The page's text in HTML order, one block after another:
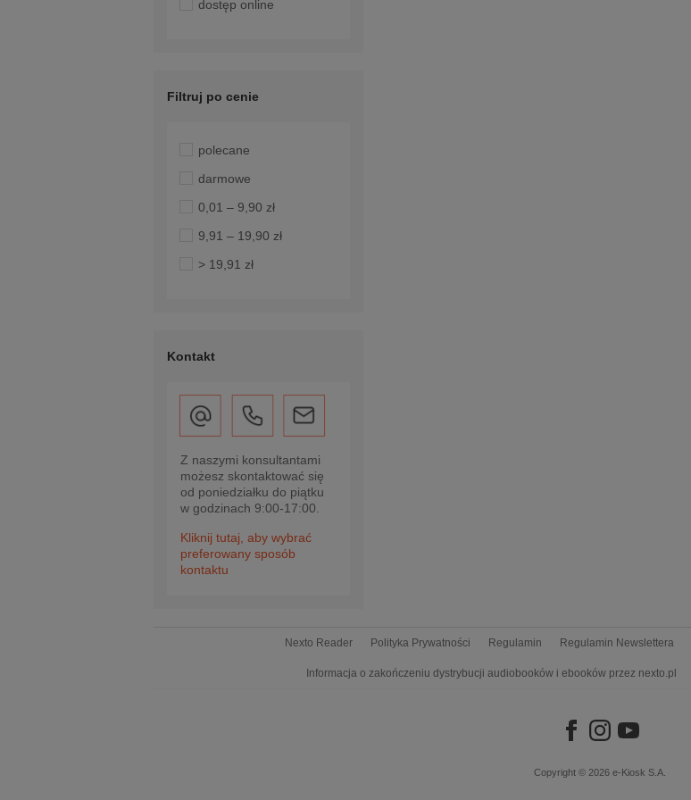
dostęp online
Filtruj po cenie
polecane
darmowe
0,01 – 9,90 zł
9,91 – 19,90 zł
> 19,91 zł
Kontakt
Z naszymi konsultantami
możesz skontaktować się
od poniedziałku do piątku
w godzinach 9:00-17:00.
Kliknij tutaj, aby wybrać
preferowany sposób
kontaktu
Nexto Reader Polityka Prywatności Regulamin Regulamin Newslettera
Informacja o zakończeniu dystrybucji audiobooków i ebooków przez nexto.pl
Copyright © 2026 e-Kiosk S.A.